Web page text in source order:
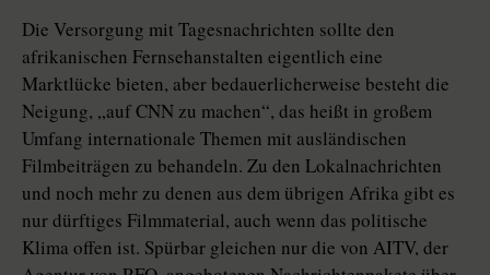
Die Versorgung mit Tagesnachrichten sollte den
afrikanischen Fernsehanstalten eigentlich eine
Marktlücke bieten, aber bedauerlicherweise besteht die
Neigung, „auf CNN zu machen“, das heißt in großem
Umfang internationale Themen mit ausländischen
Filmbeiträgen zu behandeln. Zu den Lokalnachrichten
und noch mehr zu denen aus dem übrigen Afrika gibt es
nur dürftiges Filmmaterial, auch wenn das politische
Klima offen ist. Spürbar gleichen nur die von AITV, der